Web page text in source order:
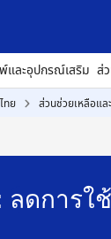
และอุปกรณ์เสริม ส่
ทย ส่วนช่วยเหลือแล
ลดการใ